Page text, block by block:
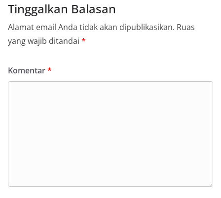
Tinggalkan Balasan
Alamat email Anda tidak akan dipublikasikan. Ruas
yang wajib ditandai *
Komentar*